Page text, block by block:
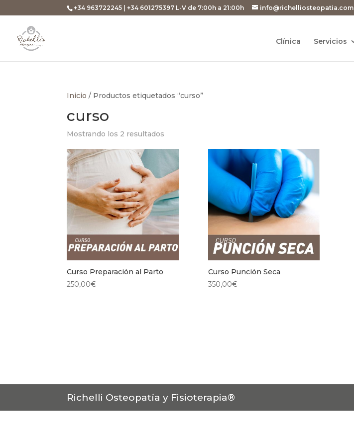
+34 963722245 | +34 601275397 L-V de 7:00h a 21:00h info@richelliosteopatia.com
Clínica Servicios
Inicio / Productos etiquetados “curso”
curso
Mostrando los 2 resultados
Curso Preparación al Parto
250,00€
Curso Punción Seca
350,00€
Richelli Osteopatía y Fisioterapia®